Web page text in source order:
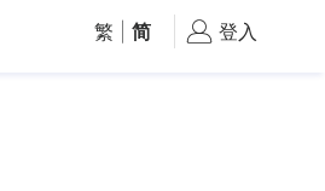
繁 简 登入